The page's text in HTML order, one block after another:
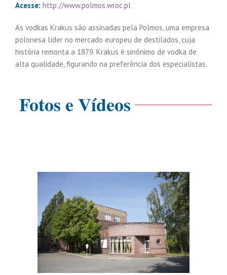
Acesse: http://www.polmos.wroc.pl
As vodkas Krakus são assinadas pela Polmos, uma empresa
polonesa líder no mercado europeu de destilados, cuja
história remonta a 1879. Krakus é sinônimo de vodka de
alta qualidade, figurando na preferência dos especialistas.
Fotos e Vídeos